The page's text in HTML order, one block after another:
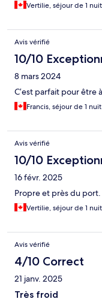
Vertilie, séjour de 1 nuit
Avis vérifié
10/10
8 mars 2024
C’est parfait pour être
Francis, séjour de 1 nuit
Avis vérifié
10/10
16 févr. 2025
Propre et près du port.
Vertilie, séjour de 1 nuit
Avis vérifié
4/10 Correct
21 janv. 2025
Très froid